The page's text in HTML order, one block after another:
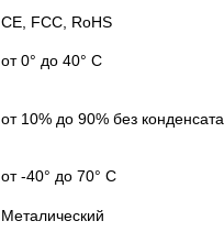
CE, FCC, RoHS
от 0° до 40° C
от 10% до 90% без конденсата
от -40° до 70° C
Металический